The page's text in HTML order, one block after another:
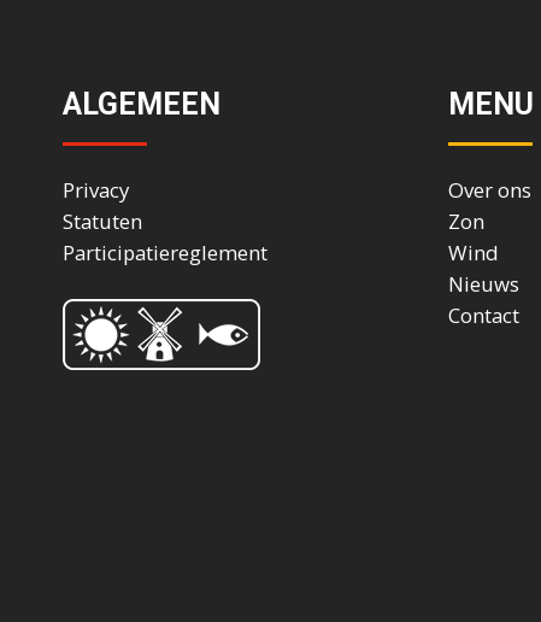
ALGEMEEN
Privacy
Statuten
Participatiereglement
MENU
Over ons
Zon
Wind
Nieuws
Contact